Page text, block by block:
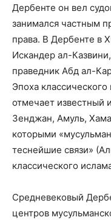
Дербенте он вел
занимался частным
права. В Дербенте в
Искандер ал-
праведник Абд ал-
Эпоха
отмечает известный
Зенджан, Амуль,
которыми
теснейшие связи»
классического
Средневековый
центров